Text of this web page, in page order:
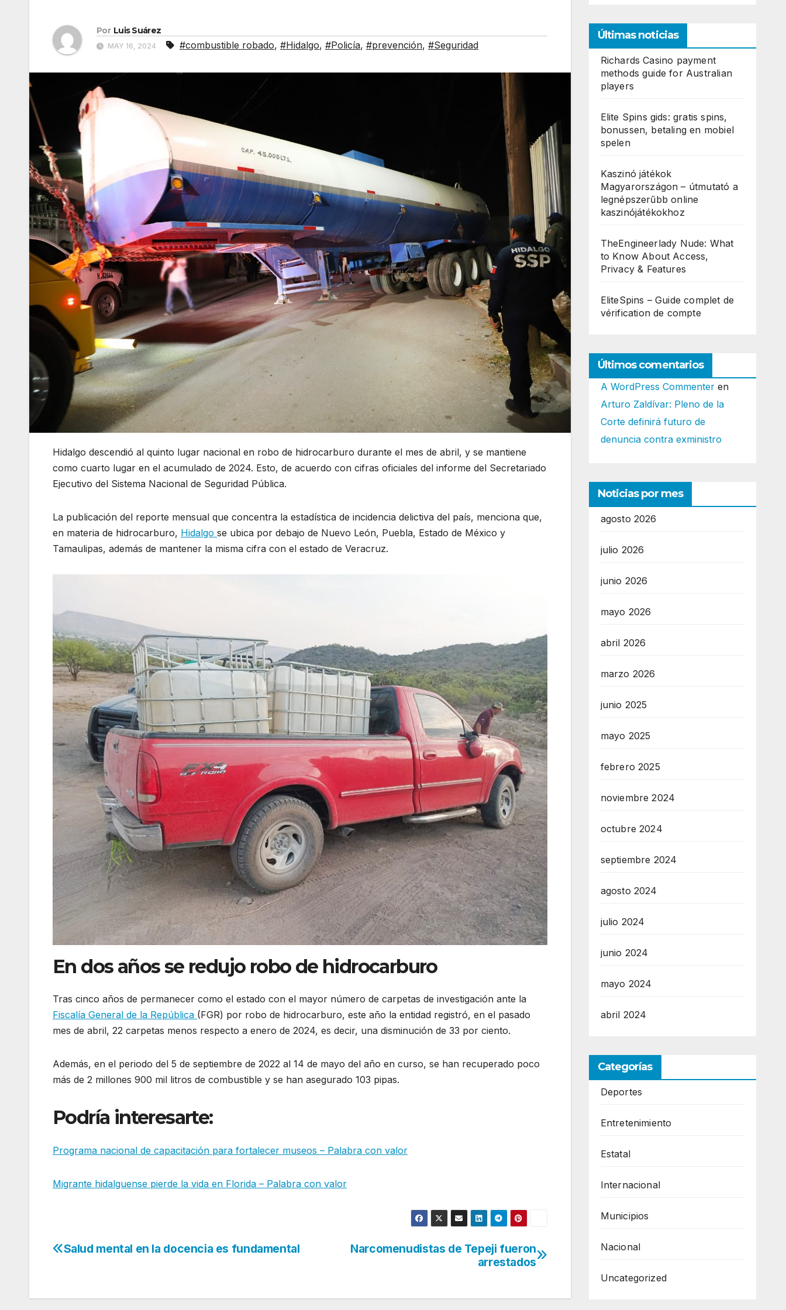
Por Luis Suárez
MAY 16, 2024 #combustible robado, #Hidalgo, #Policía, #prevención, #Seguridad
Hidalgo descendió al quinto lugar nacional en robo de hidrocarburo durante el mes de abril, y se mantiene
como cuarto lugar en el acumulado de 2024. Esto, de acuerdo con cifras oficiales del informe del Secretariado
Ejecutivo del Sistema Nacional de Seguridad Pública.
La publicación del reporte mensual que concentra la estadística de incidencia delictiva del país, menciona que,
en materia de hidrocarburo, Hidalgo se ubica por debajo de Nuevo León, Puebla, Estado de México y
Tamaulipas, además de mantener la misma cifra con el estado de Veracruz.
En dos años se redujo robo de hidrocarburo
Tras cinco años de permanecer como el estado con el mayor número de carpetas de investigación ante la
Fiscalía General de la República (FGR) por robo de hidrocarburo, este año la entidad registró, en el pasado
mes de abril, 22 carpetas menos respecto a enero de 2024, es decir, una disminución de 33 por ciento.
Además, en el periodo del 5 de septiembre de 2022 al 14 de mayo del año en curso, se han recuperado poco
más de 2 millones 900 mil litros de combustible y se han asegurado 103 pipas.
Podría interesarte:
Programa nacional de capacitación para fortalecer museos – Palabra con valor
Migrante hidalguense pierde la vida en Florida – Palabra con valor
Navegación
entradas
Narcomenudistas de Tepeji fueron
arrestados
Salud mental en la docencia es fundamental
Últimas noticias
Richards Casino payment
methods guide for Australian
players
Elite Spins gids: gratis spins,
bonussen, betaling en mobiel
spelen
Kaszinó játékok
Magyarországon – útmutató a
legnépszerűbb online
kaszinójátékokhoz
TheEngineerlady Nude: What
to Know About Access,
Privacy & Features
EliteSpins – Guide complet de
vérification de compte
Últimos comentarios
A WordPress Commenteren
Arturo Zaldívar: Pleno de la
Corte definirá futuro de
denuncia contra exministro
Noticias por mes
agosto 2026
julio 2026
junio 2026
mayo 2026
abril 2026
marzo 2026
junio 2025
mayo 2025
febrero 2025
noviembre 2024
octubre 2024
septiembre 2024
agosto 2024
julio 2024
junio 2024
mayo 2024
abril 2024
Categorías
Deportes
Entretenimiento
Estatal
Internacional
Municipios
Nacional
Uncategorized